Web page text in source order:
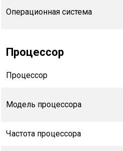
Операционная система
Процессор
Процессор
Модель процессора
Частота процессора